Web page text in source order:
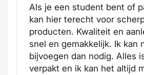
Als je een student bent of
kan hier terecht voor
producten. Kwaliteit en
snel en gemakkelijk. Ik kan
bijvoegen dan nodig. Alles
verpakt en ik kan het altijd